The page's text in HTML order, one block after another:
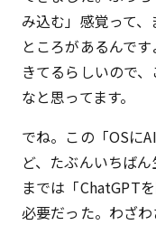
み込む」感覚って
ところがあるんで
きてるらしいので
なと思ってます。
でね。この「OSに
ど、たぶんいちば
までは「ChatGPT
必要だった。わざ